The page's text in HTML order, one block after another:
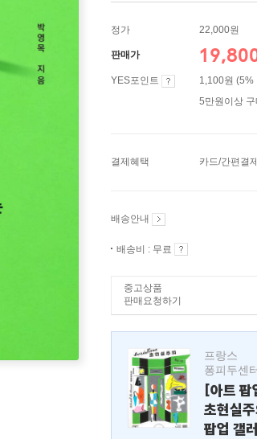
정가 22,000원
판매가
YES포인트
1,100원 (5%
5만원이상
결제혜택 카드/간편결
배송안내
배송비 : 무료
중고상품
판매요청하기
프랑스
퐁피두센
[아트 팝
초현실
팝업 갤